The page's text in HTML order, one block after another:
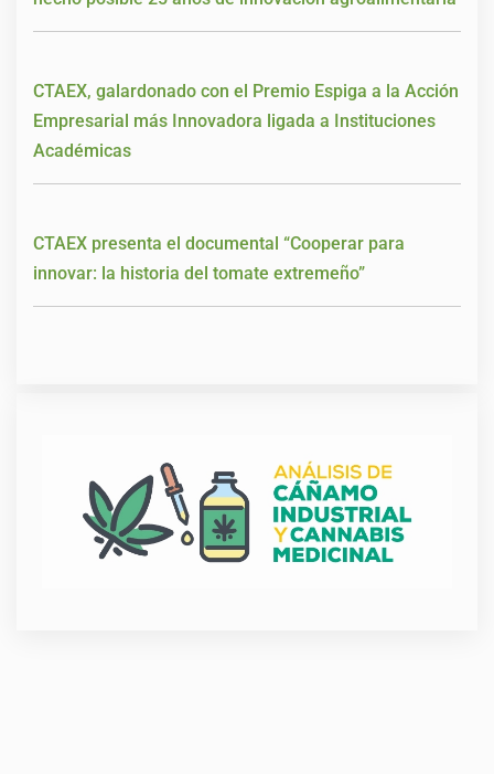
CTAEX, galardonado con el Premio Espiga a la Acción
Empresarial más Innovadora ligada a Instituciones
Académicas
CTAEX presenta el documental “Cooperar para
innovar: la historia del tomate extremeño”